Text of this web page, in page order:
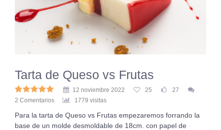
Tarta de Queso vs Frutas
12 noviembre 2022 25
27
2 Comentarios
1779 visitas
Para la tarta de Queso vs Frutas empezaremos forrando la
base de un molde desmoldable de 18cm. con papel de